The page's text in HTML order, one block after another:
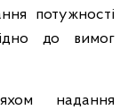
потужності
до вимог
надання